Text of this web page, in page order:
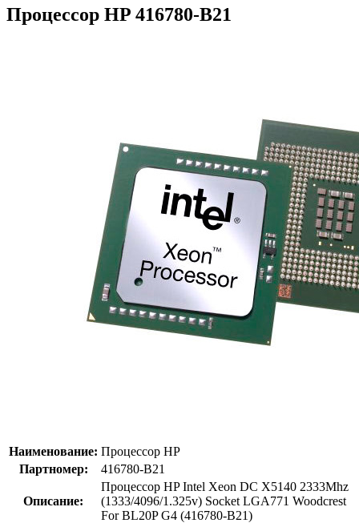
Процессор HP 416780-B21
Наименование: Процессор HP
Партномер:
416780-B21
Описание:
Процессор HP Intel Xeon DC X5140 2333Mhz
(1333/4096/1.325v) Socket LGA771 Woodcrest
For BL20P G4 (416780-B21)